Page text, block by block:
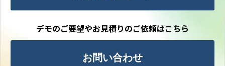
お問い合わせ
デモのご要望やお見積りのご依頼はこちら